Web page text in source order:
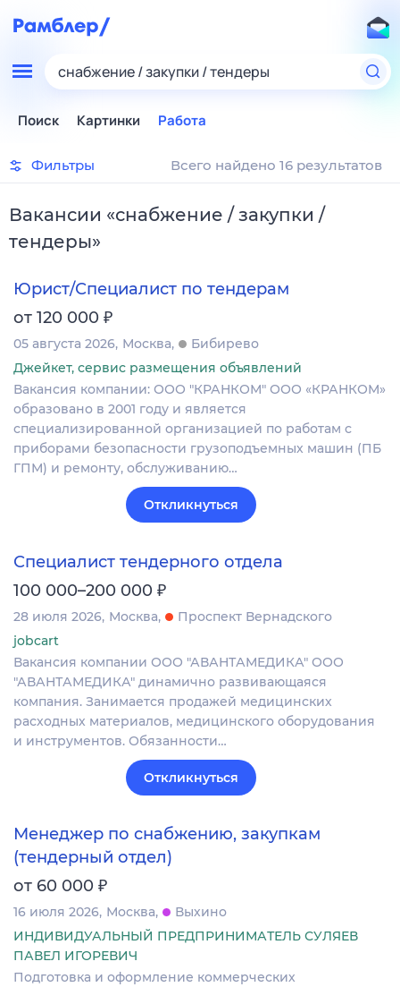
снабжение / закупки / тендеры
Поиск Картинки Работа
Фильтры Всего найдено 16 результатов
Вакансии «снабжение / закупки /
тендеры»
Юрист/Специалист по тендерам
от 120 000 ₽
05 августа 2026 Москва
Бибирево
Джейкет, сервис размещения объявлений
Вакансия компании: ООО "КРАНКОМ" ООО «КРАНКОМ»
образовано в 2001 году и является
специализированной организацией по работам с
приборами безопасности грузоподъемных машин (ПБ
ГПМ) и ремонту, обслуживанию…
Откликнуться
Специалист тендерного отдела
100 000–200 000 ₽
28 июля 2026 Москва
Проспект Вернадского
jobcart
Вакансия компании ООО "АВАНТАМЕДИКА" ООО
"АВАНТАМЕДИКА" динамично развивающаяся
компания. Занимается продажей медицинских
расходных материалов, медицинского оборудования
и инструментов. Обязанности…
Откликнуться
Менеджер по снабжению, закупкам
(тендерный отдел)
от 60 000 ₽
16 июля 2026 Москва
Выхино
ИНДИВИДУАЛЬНЫЙ ПРЕДПРИНИМАТЕЛЬ СУЛЯЕВ
ПАВЕЛ ИГОРЕВИЧ
Подготовка и оформление коммерческих